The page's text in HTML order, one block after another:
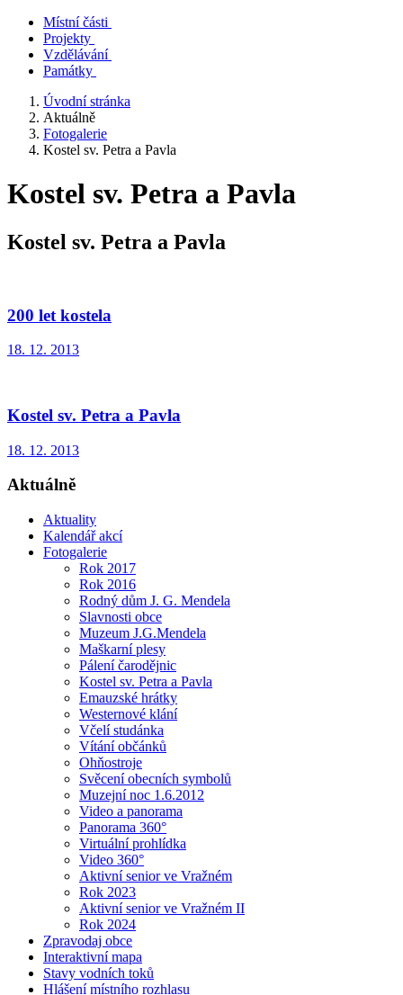
Místní části
Projekty
Vzdělávání
Památky
Úvodní stránka
Aktuálně
Fotogalerie
Kostel sv. Petra a Pavla
Kostel sv. Petra a Pavla
Kostel sv. Petra a Pavla
200 let kostela
18. 12. 2013
Kostel sv. Petra a Pavla
18. 12. 2013
Aktuálně
Aktuality
Kalendář akcí
Fotogalerie
Rok 2017
Rok 2016
Rodný dům J. G. Mendela
Slavnosti obce
Muzeum J.G.Mendela
Maškarní plesy
Pálení čarodějnic
Kostel sv. Petra a Pavla
Emauzské hrátky
Westernové klání
Včelí studánka
Vítání občánků
Ohňostroje
Svěcení obecních symbolů
Muzejní noc 1.6.2012
Video a panorama
Panorama 360°
Virtuální prohlídka
Video 360°
Aktivní senior ve Vražném
Rok 2023
Aktivní senior ve Vražném II
Rok 2024
Zpravodaj obce
Interaktivní mapa
Stavy vodních toků
Hlášení místního rozhlasu